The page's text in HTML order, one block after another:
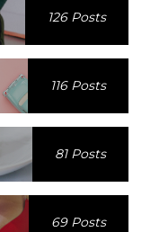
126 Posts
116 Posts
81 Posts
69 Posts